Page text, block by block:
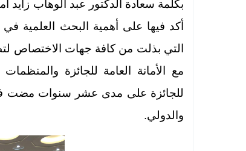
بكلمة سعادة الدكتور عبد الوهاب زايد
أكد فيها على أهمية البحث العلمية في
التي بذلت من كافة جهات الاختصاص
مع الأمانة العامة للجائزة
للجائزة على مدى عشر سنوات مضت
والدولي.